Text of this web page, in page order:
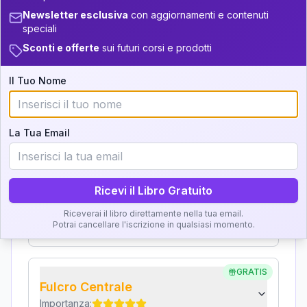
18.5-19 +2 6 38.5-39
Interpretazione
Clicca su ogni zona per leggere la definizione e
Zona del Ritratto
Importanza:
Karma Genitore-Figlio
Importanza:
GRATIS
Fulcro Centrale
Importanza:
Newsletter esclusiva con aggiornamenti e contenuti
speciali
Sconti e offerte sui futuri corsi e prodotti
Il Tuo Nome
La Tua Email
Ricevi il Libro Gratuito
Riceverai il libro direttamente nella tua email.
Potrai cancellare l'iscrizione in qualsiasi momento.